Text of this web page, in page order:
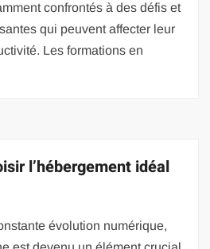
confrontés à des défis et
qui peuvent affecter leur
Les formations en
l’hébergement idéal
évolution numérique,